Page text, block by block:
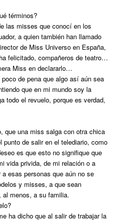
términos?
las misses que conocí en los
a quien también han llamado
de Miss Universo en España,
felicitado, compañeros de teatro…
Miss en declararlo…
de pena que algo así aún sea
que en mi mundo soy la
todo el revuelo, porque es verdad,
que una miss salga con otra chica
punto de salir en el telediario, como
es que esto no signifique que
vida privida, de mi relación o a
esas personas que aún no se
y misses, a que sean
menos, a su familia.
ha dicho que al salir de trabajar la